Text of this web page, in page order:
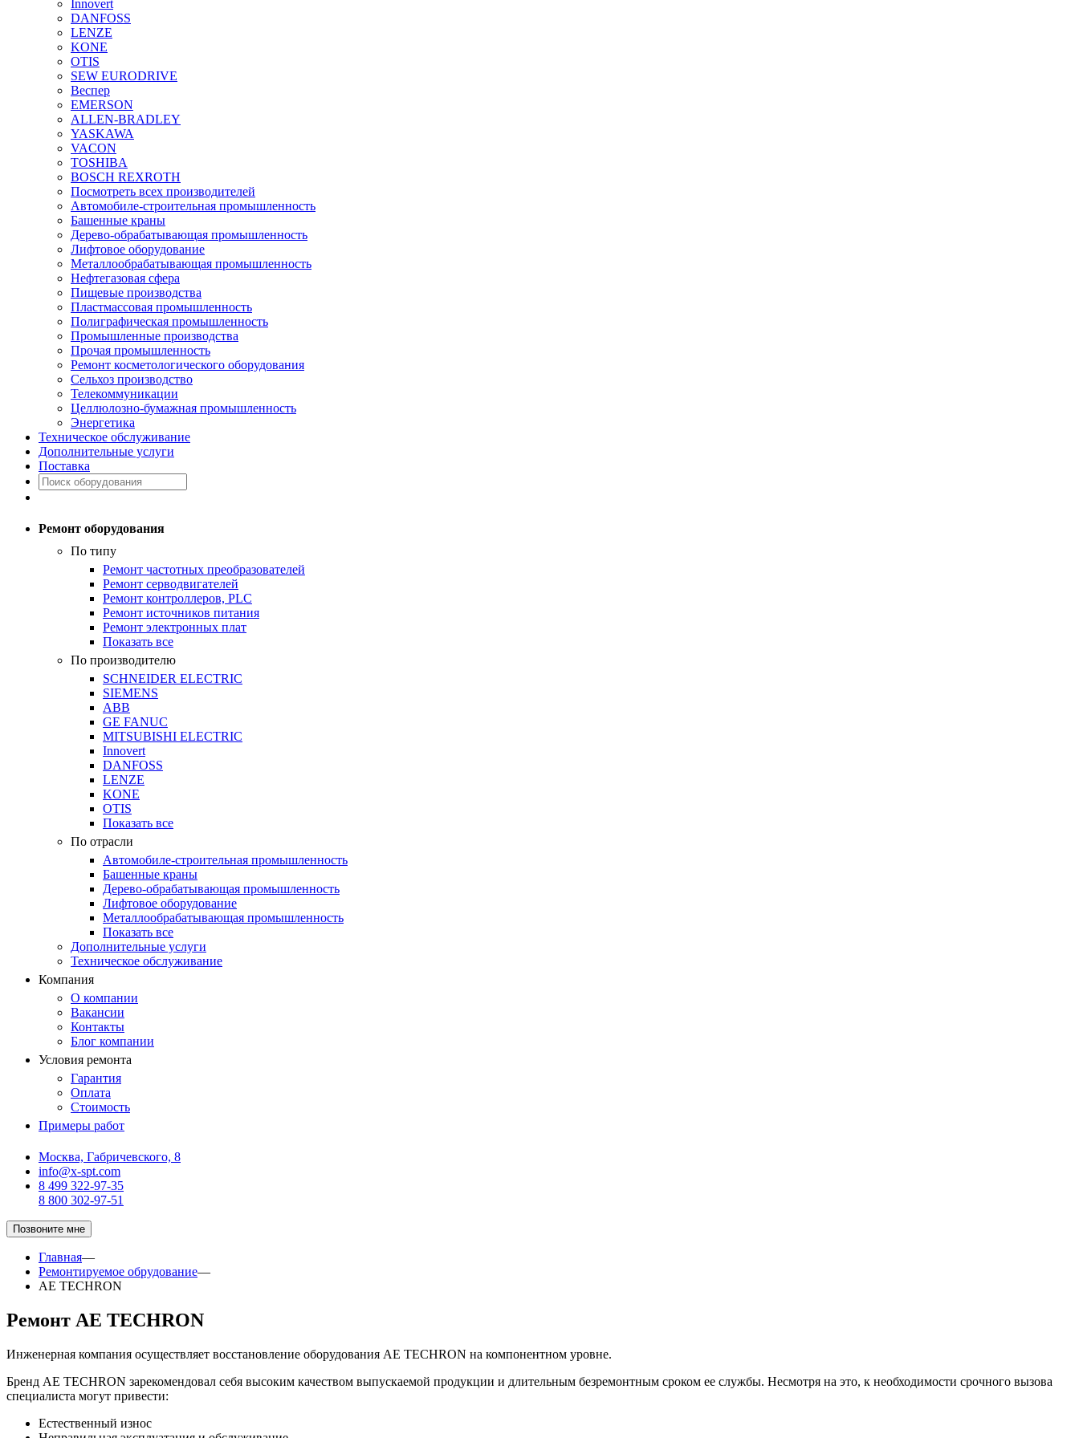
Innovert
DANFOSS
LENZE
KONE
OTIS
SEW EURODRIVE
Веспер
EMERSON
ALLEN-BRADLEY
YASKAWA
VACON
TOSHIBA
BOSCH REXROTH
Посмотреть всех производителей
Автомобиле-строительная промышленность
Башенные краны
Дерево-обрабатывающая промышленность
Лифтовое оборудование
Металлообрабатывающая промышленность
Нефтегазовая сфера
Пищевые производства
Пластмассовая промышленность
Полиграфическая промышленность
Промышленные производства
Прочая промышленность
Ремонт косметологического оборудования
Сельхоз производство
Телекоммуникации
Целлюлозно-бумажная промышленность
Энергетика
Техническое обслуживание
Дополнительные услуги
Поставка
Ремонт оборудования
По типу
Ремонт частотных преобразователей
Ремонт серводвигателей
Ремонт контроллеров, PLC
Ремонт источников питания
Ремонт электронных плат
Показать все
По производителю
SCHNEIDER ELECTRIC
SIEMENS
ABB
GE FANUC
MITSUBISHI ELECTRIC
Innovert
DANFOSS
LENZE
KONE
OTIS
Показать все
По отрасли
Автомобиле-строительная промышленность
Башенные краны
Дерево-обрабатывающая промышленность
Лифтовое оборудование
Металлообрабатывающая промышленность
Показать все
Дополнительные услуги
Техническое обслуживание
Компания
О компании
Вакансии
Контакты
Блог компании
Условия ремонта
Гарантия
Оплата
Стоимость
Примеры работ
Москва, Габричевского, 8
info@x-spt.com
8 499 322-97-35
8 800 302-97-51
Позвоните мне
Главная—
Ремонтируемое обрудование—
AE TECHRON
Ремонт AE TECHRON
Инженерная компания осуществляет восстановление оборудования AE TECHRON на компонентном уровне.
Бренд AE TECHRON зарекомендовал себя высоким качеством выпускаемой продукции и длительным безремонтным сроком ее службы. Несмотря на это, к необходимости срочного вызова
специалиста могут привести:
Естественный износ